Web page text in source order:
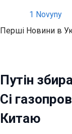
вмісту
1 Novyny
Перші Новини в
Путін
Сі
Китаю